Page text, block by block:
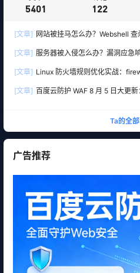
5401 122
[文章] 网站被挂马怎么办？Webshell
[文章] 服务器被入侵怎么办？漏洞应急
[文章] Linux 防火墙规则优化实战：
[文章] 百度云防护 WAF 8 月 5 日大更
Ta的全
广告推荐